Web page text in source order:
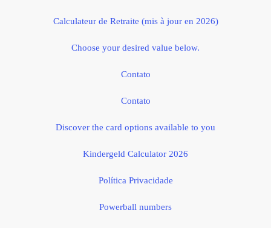
Calculateur de Retraite (mis à jour en 2026)
Choose your desired value below.
Contato
Contato
Discover the card options available to you
Kindergeld Calculator 2026
Política Privacidade
Powerball numbers